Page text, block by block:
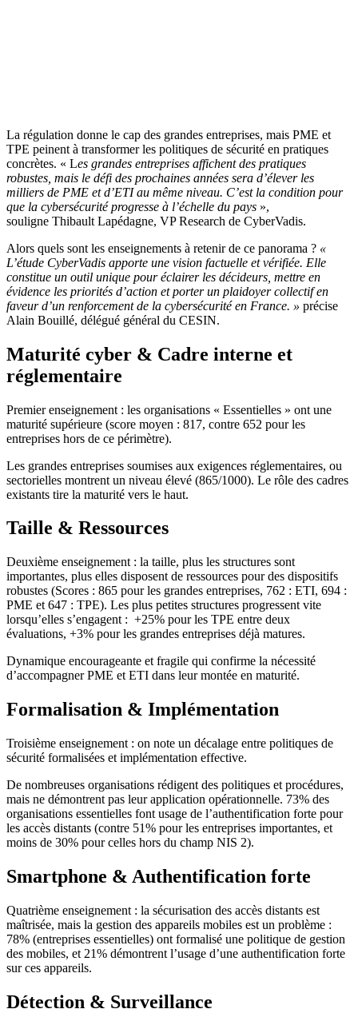
La régulation donne le cap des grandes entreprises, mais PME et
TPE peinent à transformer les politiques de sécurité en pratiques
concrètes. « Les grandes entreprises affichent des pratiques
robustes, mais le défi des prochaines années sera d’élever les
milliers de PME et d’ETI au même niveau. C’est la condition pour
que la cybersécurité progresse à l’échelle du pays »,
souligne Thibault Lapédagne, VP Research de CyberVadis.
Alors quels sont les enseignements à retenir de ce panorama ? «
L’étude CyberVadis apporte une vision factuelle et vérifiée. Elle
constitue un outil unique pour éclairer les décideurs, mettre en
évidence les priorités d’action et porter un plaidoyer collectif en
faveur d’un renforcement de la cybersécurité en France. » précise
Alain Bouillé, délégué général du CESIN.
Maturité cyber & Cadre interne et
réglementaire
Premier enseignement : les organisations « Essentielles » ont une
maturité supérieure (score moyen : 817, contre 652 pour les
entreprises hors de ce périmètre).
Les grandes entreprises soumises aux exigences réglementaires, ou
sectorielles montrent un niveau élevé (865/1000). Le rôle des cadres
existants tire la maturité vers le haut.
Taille & Ressources
Deuxième enseignement : la taille, plus les structures sont
importantes, plus elles disposent de ressources pour des dispositifs
robustes (Scores : 865 pour les grandes entreprises, 762 : ETI, 694 :
PME et 647 : TPE). Les plus petites structures progressent vite
lorsqu’elles s’engagent : +25% pour les TPE entre deux
évaluations, +3% pour les grandes entreprises déjà matures.
Dynamique encourageante et fragile qui confirme la nécessité
d’accompagner PME et ETI dans leur montée en maturité.
Formalisation & Implémentation
Troisième enseignement : on note un décalage entre politiques de
sécurité formalisées et implémentation effective.
De nombreuses organisations rédigent des politiques et procédures,
mais ne démontrent pas leur application opérationnelle. 73% des
organisations essentielles font usage de l’authentification forte pour
les accès distants (contre 51% pour les entreprises importantes, et
moins de 30% pour celles hors du champ NIS 2).
Smartphone & Authentification forte
Quatrième enseignement : la sécurisation des accès distants est
maîtrisée, mais la gestion des appareils mobiles est un problème :
78% (entreprises essentielles) ont formalisé une politique de gestion
des mobiles, et 21% démontrent l’usage d’une authentification forte
sur ces appareils.
Détection & Surveillance